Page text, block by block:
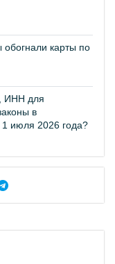
карты по
ИНН для
в
июля 2026 года?